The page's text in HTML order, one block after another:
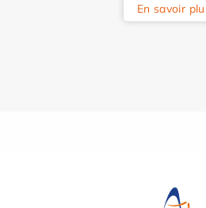
En savoir